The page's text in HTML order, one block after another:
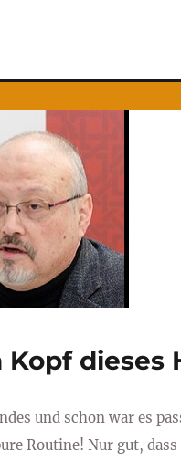
dieses
und schon war es
Routine! Nur gut,